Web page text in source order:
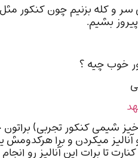
سر و کله بزنیم چون کنکور
بشیم.
خوب چیه ؟
شیمی کنکور تجربی) براتون
میکردن و برا
تا برات این آنالیز رو